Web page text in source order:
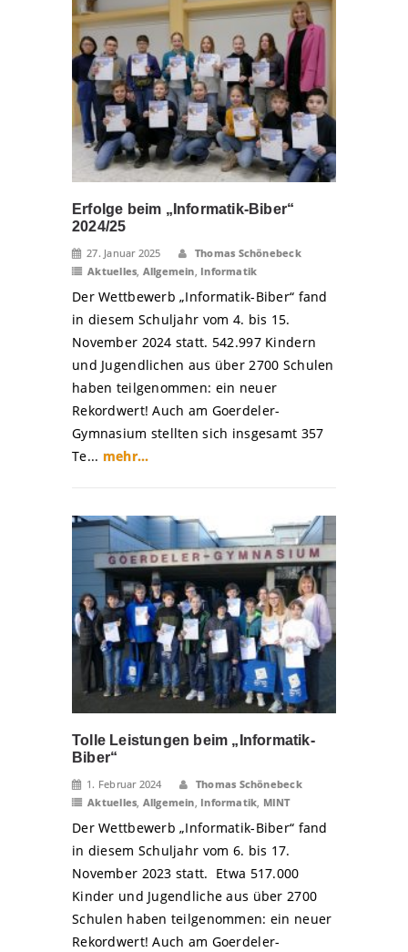
Erfolge beim „Informatik-Biber“
2024/25
27. Januar 2025
Thomas Schönebeck
Aktuelles, Allgemein, Informatik
Der Wettbewerb „Informatik-Biber“ fand
in diesem Schuljahr vom 4. bis 15.
November 2024 statt. 542.997 Kindern
und Jugendlichen aus über 2700 Schulen
haben teilgenommen: ein neuer
Rekordwert! Auch am Goerdeler-
Gymnasium stellten sich insgesamt 357
Te... mehr...
Tolle Leistungen beim „Informatik-
Biber“
1. Februar 2024
Thomas Schönebeck
Aktuelles, Allgemein, Informatik, MINT
Der Wettbewerb „Informatik-Biber“ fand
in diesem Schuljahr vom 6. bis 17.
November 2023 statt. Etwa 517.000
Kinder und Jugendliche aus über 2700
Schulen haben teilgenommen: ein neuer
Rekordwert! Auch am Goerdeler-